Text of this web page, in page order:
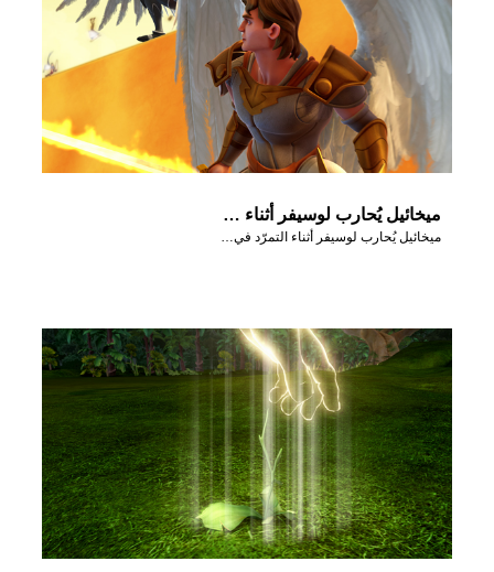
ميخائيل يُحارب لوسيفر أثناء التمرّد في السماء.
ميخائيل يُحارب لوسيفر أثناء التمرّد في السماء.